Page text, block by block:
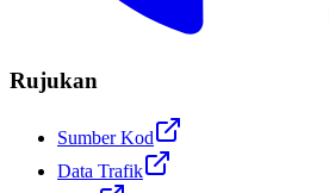
Rujukan
Sumber Kod
Data Trafik